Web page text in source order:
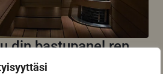
din bastupanel ren
år